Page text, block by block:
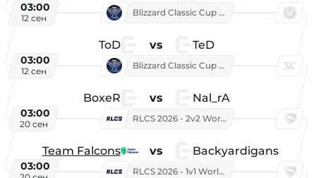
03:00
12 сен
Blizzard Classic Cup 2026
ToD vs TeD
03:00
12 сен
Blizzard Classic Cup 2026
BoxeR vs Nal_rA
03:00
20 сен
RLCS 2026 - 2v2 World Championship
Team Falcons vs Backyardigans
03:00 RLCS 2026 - 1v1 World Championship